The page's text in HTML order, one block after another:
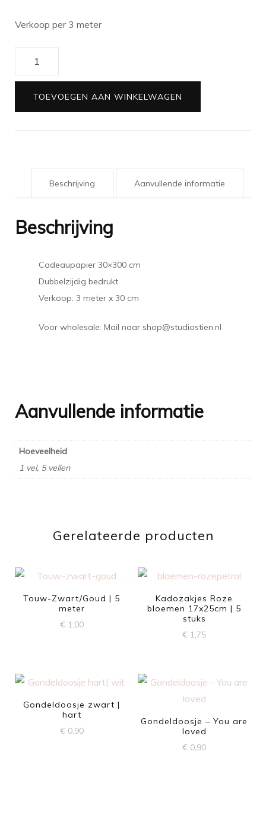
Verkoop per 3 meter
TOEVOEGEN AAN WINKELWAGEN
Beschrijving Aanvullende informatie
Beschrijving
Cadeaupapier 30×300 cm
Dubbelzijdig bedrukt
Verkoop: 3 meter x 30 cm
Voor wholesale: Mail naar shop@studiostien.nl
Aanvullende informatie
Hoeveelheid
1 vel, 5 vellen
Gerelateerde producten
Touw-Zwart/Goud | 5
meter
€ 1,00
Kadozakjes Roze
bloemen 17x25cm | 5
stuks
€ 1,75
Gondeldoosje zwart |
hart
€ 0,90
Gondeldoosje – You are
loved
€ 0,90